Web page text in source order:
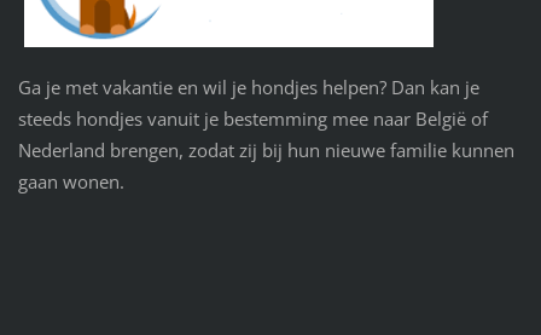
Ga je met vakantie en wil je hondjes helpen? Dan kan je
steeds hondjes vanuit je bestemming mee naar België of
Nederland brengen, zodat zij bij hun nieuwe familie kunnen
gaan wonen.